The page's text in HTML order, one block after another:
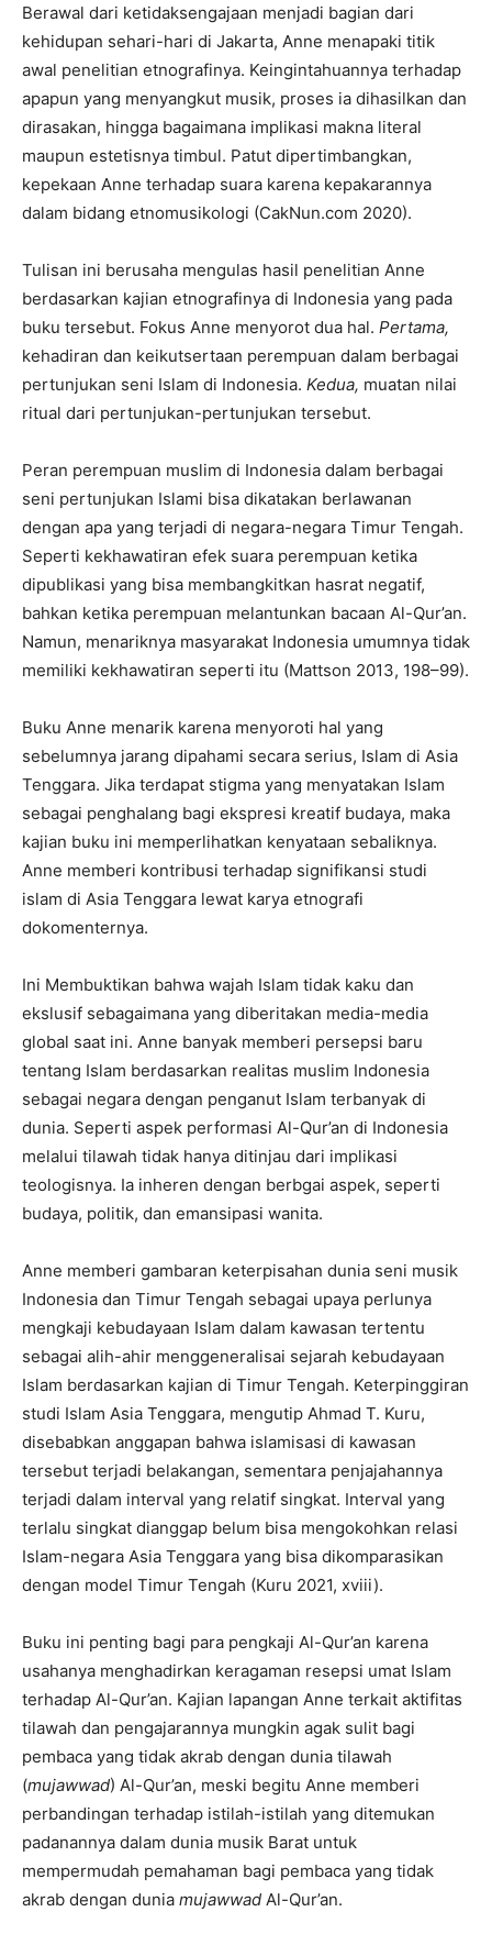
Berawal dari ketidaksengajaan menjadi bagian dari
kehidupan sehari-hari di Jakarta, Anne menapaki titik
awal penelitian etnografinya. Keingintahuannya terhadap
apapun yang menyangkut musik, proses ia dihasilkan dan
dirasakan, hingga bagaimana implikasi makna literal
maupun estetisnya timbul. Patut dipertimbangkan,
kepekaan Anne terhadap suara karena kepakarannya
dalam bidang etnomusikologi (CakNun.com 2020).
Tulisan ini berusaha mengulas hasil penelitian Anne
berdasarkan kajian etnografinya di Indonesia yang pada
buku tersebut. Fokus Anne menyorot dua hal. Pertama,
kehadiran dan keikutsertaan perempuan dalam berbagai
pertunjukan seni Islam di Indonesia. Kedua, muatan nilai
ritual dari pertunjukan-pertunjukan tersebut.
Peran perempuan muslim di Indonesia dalam berbagai
seni pertunjukan Islami bisa dikatakan berlawanan
dengan apa yang terjadi di negara-negara Timur Tengah.
Seperti kekhawatiran efek suara perempuan ketika
dipublikasi yang bisa membangkitkan hasrat negatif,
bahkan ketika perempuan melantunkan bacaan Al-Qur’an.
Namun, menariknya masyarakat Indonesia umumnya tidak
memiliki kekhawatiran seperti itu (Mattson 2013, 198–99).
Buku Anne menarik karena menyoroti hal yang
sebelumnya jarang dipahami secara serius, Islam di Asia
Tenggara. Jika terdapat stigma yang menyatakan Islam
sebagai penghalang bagi ekspresi kreatif budaya, maka
kajian buku ini memperlihatkan kenyataan sebaliknya.
Anne memberi kontribusi terhadap signifikansi studi
islam di Asia Tenggara lewat karya etnografi
dokomenternya.
Ini Membuktikan bahwa wajah Islam tidak kaku dan
ekslusif sebagaimana yang diberitakan media-media
global saat ini. Anne banyak memberi persepsi baru
tentang Islam berdasarkan realitas muslim Indonesia
sebagai negara dengan penganut Islam terbanyak di
dunia. Seperti aspek performasi Al-Qur’an di Indonesia
melalui tilawah tidak hanya ditinjau dari implikasi
teologisnya. Ia inheren dengan berbgai aspek, seperti
budaya, politik, dan emansipasi wanita.
Anne memberi gambaran keterpisahan dunia seni musik
Indonesia dan Timur Tengah sebagai upaya perlunya
mengkaji kebudayaan Islam dalam kawasan tertentu
sebagai alih-ahir menggeneralisai sejarah kebudayaan
Islam berdasarkan kajian di Timur Tengah. Keterpinggiran
studi Islam Asia Tenggara, mengutip Ahmad T. Kuru,
disebabkan anggapan bahwa islamisasi di kawasan
tersebut terjadi belakangan, sementara penjajahannya
terjadi dalam interval yang relatif singkat. Interval yang
terlalu singkat dianggap belum bisa mengokohkan relasi
Islam-negara Asia Tenggara yang bisa dikomparasikan
dengan model Timur Tengah (Kuru 2021, xviii).
Buku ini penting bagi para pengkaji Al-Qur’an karena
usahanya menghadirkan keragaman resepsi umat Islam
terhadap Al-Qur’an. Kajian lapangan Anne terkait aktifitas
tilawah dan pengajarannya mungkin agak sulit bagi
pembaca yang tidak akrab dengan dunia tilawah
(mujawwad) Al-Qur’an, meski begitu Anne memberi
perbandingan terhadap istilah-istilah yang ditemukan
padanannya dalam dunia musik Barat untuk
mempermudah pemahaman bagi pembaca yang tidak
akrab dengan dunia mujawwad Al-Qur’an.